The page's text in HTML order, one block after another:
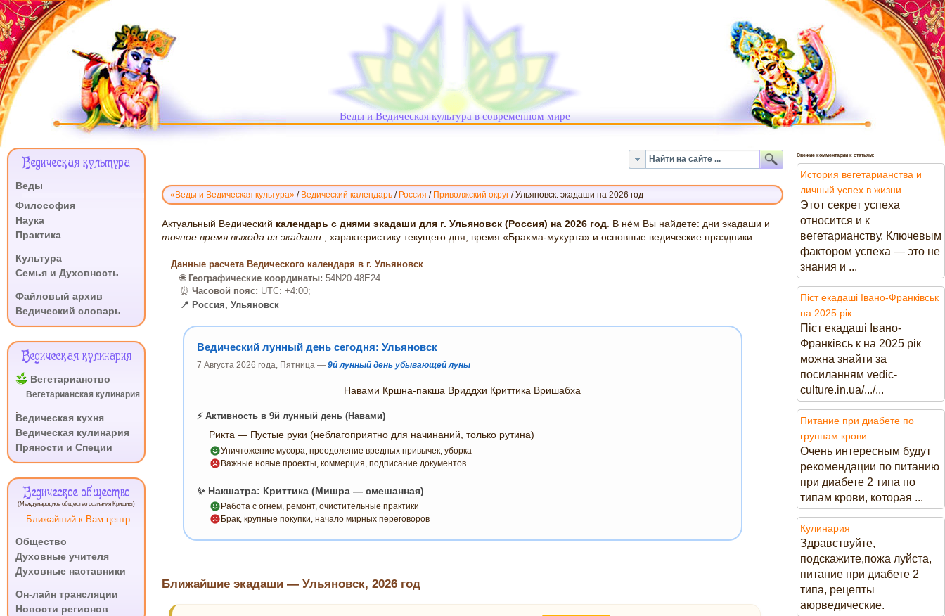
Веды и Ведическая культура в современном мире
«Веды и Ведическая культура» / Ведический календарь / Россия / Приволжский округ /Ульяновск: экадаши на 2026 год
ВЕДИЧЕСКИЙ
КАЛЕНДАРЬ
УЛЬЯНОВСК,
2026
Актуальный Ведический календарь с днями экадаши для г. Ульяновск (Россия) на 2026 год . В нём Вы найдете: дни экадаши и
точное время выхода из экадаши
, характеристику текущего дня, время «Брахма-мухурта» и основные ведические праздники.
Данные расчета Ведического календаря в г. Ульяновск
🌐 Географические координаты: 54N20 48E24
⏰ Часовой пояс: UTC: +4:00;
📍 Россия, Ульяновск
Ведический лунный день сегодня: Ульяновск
7 Августа 2026 года, Пятница — 9й лунный день убывающей луны
Навами Кршна-пакша Вриддхи Криттика Вришабха
⚡ Активность в 9й лунный день (Навами)
Рикта — Пустые руки (неблагоприятно для начинаний, только рутина)
Уничтожение мусора, преодоление вредных привычек, уборка
Важные новые проекты, коммерция, подписание документов
✨ Накшатра: Криттика (Мишра — смешанная)
Работа с огнем, ремонт, очистительные практики
Брак, крупные покупки, начало мирных переговоров
Ближайшие экадаши — Ульяновск, 2026 год
Меню
Ведическая культура
Веды
Философия
Наука
Практика
Культура
Семья и Духовность
Файловый архив
Ведический словарь
Ведическая кулинария
Вегетарианство
Вегетарианская кулинария
Ведическая кухня
Ведическая кулинария
Пряности и Специи
Ведическое общество
(Международное общество сознания Кришны)
Ближайший к Вам центр
Общество
Духовные учителя
Духовные наставники
Он-лайн трансляции
Новости регионов
Свежие комментарии к статьям:
История вегетарианства и
личный успех в жизни
Этот секрет успеха
относится и к
вегетарианству. Ключевым
фактором успеха — это не
знания и ...
Піст екадаші Івано-Франківськ
на 2025 рік
Піст екадаші Івано-
Франківсь к на 2025 рік
можна знайти за
посиланням vedic-
culture.in.ua/.../...
Питание при диабете по
группам крови
Очень интересным будут
рекомендации по питанию
при диабете 2 типа по
типам крови, которая ...
Кулинария
Здравствуйте,
подскажите,пожа луйста,
питание при диабете 2
типа, рецепты
аюрведические.